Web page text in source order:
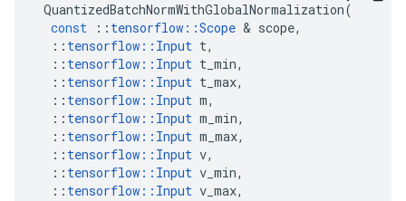
QuantizedBatchNormWithGlobalNormalization(
const
:: tensorflow ::Scope & scope,
:: tensorflow :: Input t,
:: tensorflow :: Input t_min,
:: tensorflow :: Input t_max,
:: tensorflow :: Input m,
:: tensorflow :: Input m_min,
:: tensorflow :: Input m_max,
:: tensorflow :: Input v,
:: tensorflow :: Input v_min,
:: tensorflow :: Input v_max,